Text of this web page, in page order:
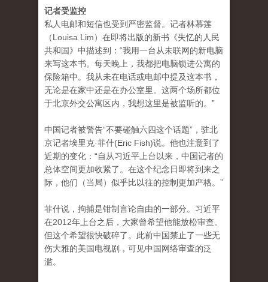
记者受监控
私人电邮和短信也受到严密监督。记者林慕莲
（Louisa Lim）在即将出版的新书《失忆的人民
共和国》中描述到：“我用一台从未联网的新电脑
来写这本书。每天晚上，我都把电脑锁进公寓的
保险箱中。我从未在电话或电邮中提及这本书，
无论是在家中还是在办公室里。这两个场所都位
于北京外交公寓区内，我想这里是被监听的。”
中国记者被警告“不要碰触六四这个话题”，驻北
京记者埃里克·菲什(Eric Fish)说。他也注意到了
近期的变化：“自从习近平上台以来，中国记者的
总体空间更加收紧了。在这个纪念日即将到来之
际，他们（当局）似乎比以往的控制更加严格。”
菲什说，拘捕是钳制言论自由的一部分。习近平
在2012年上台之后，大家曾希望他能放松审查。
但这个希望很快破碎了。此前中国禁止了一些无
伤大雅的美国电视剧，可见中国网络审查的泛
滥。